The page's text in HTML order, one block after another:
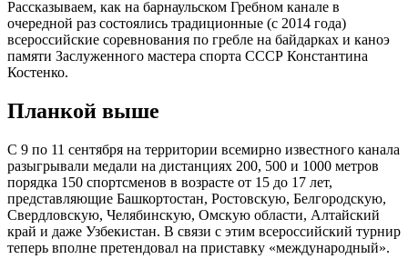
Рассказываем, как на барнаульском Гребном канале в
очередной раз состоялись традиционные (с 2014 года)
всероссийские соревнования по гребле на байдарках и каноэ
памяти Заслуженного мастера спорта СССР Константина
Костенко.
Планкой выше
С 9 по 11 сентября на территории всемирно известного канала
разыгрывали медали на дистанциях 200, 500 и 1000 метров
порядка 150 спортсменов в возрасте от 15 до 17 лет,
представляющие Башкортостан, Ростовскую, Белгородскую,
Свердловскую, Челябинскую, Омскую области, Алтайский
край и даже Узбекистан. В связи с этим всероссийский турнир
теперь вполне претендовал на приставку «международный».